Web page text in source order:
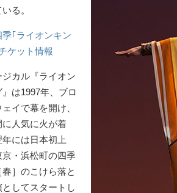
る。
季｢ライオンキン
ケット情報
ジカル『ライオン
』は1997年、ブロ
イで幕を開け、
に人気に火が着
年には日本初上
京・浜松町の四季
春］のこけら落と
としてスタートし